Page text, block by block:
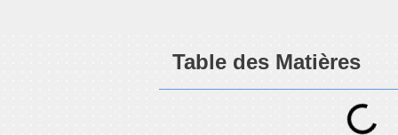
Table des Matières